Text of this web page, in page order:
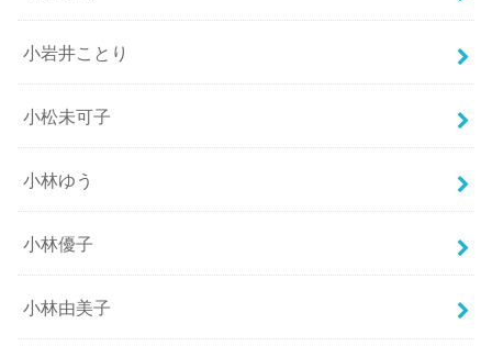
小岩井ことり
小松未可子
小林ゆう
小林優子
小林由美子